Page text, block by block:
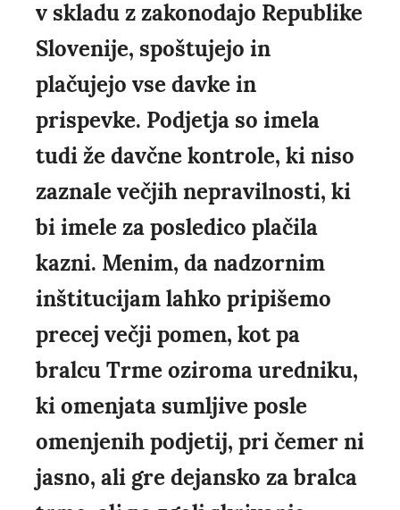
v skladu z zakonodajo Republike
Slovenije, spoštujejo in
plačujejo vse davke in
prispevke. Podjetja so imela
tudi že davčne kontrole, ki niso
zaznale večjih nepravilnosti, ki
bi imele za posledico plačila
kazni. Menim, da nadzornim
inštitucijam lahko pripišemo
precej večji pomen, kot pa
bralcu Trme oziroma uredniku,
ki omenjata sumljive posle
omenjenih podjetij, pri čemer ni
jasno, ali gre dejansko za bralca